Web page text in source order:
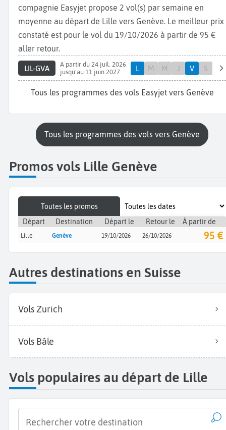
compagnie Easyjet propose 2 vol(s) par semaine en
moyenne au départ de Lille vers Genève. Le meilleur prix
constaté est pour le vol du 19/10/2026 à partir de 95 €
aller retour.
LIL-GVA
A partir du 24 juil. 2026
jusqu'au 11 juin 2027
L M M J V S
Tous les programmes des vols Easyjet vers Genève
Tous les programmes des vols vers Genève
Promos vols Lille Genève
Toutes les promos
Départ
Destination Départ le Retour le À partir de
Lille Genève 19/10/2026 26/10/2026 95 €
Autres destinations en Suisse
Vols Zurich
Vols Bâle
Vols populaires au départ de Lille